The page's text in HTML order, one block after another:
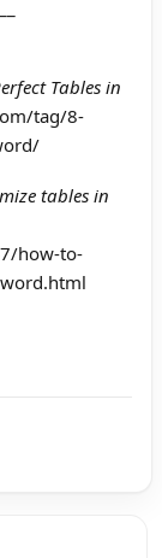
Tables in
tag/8-
tables in
how-to-